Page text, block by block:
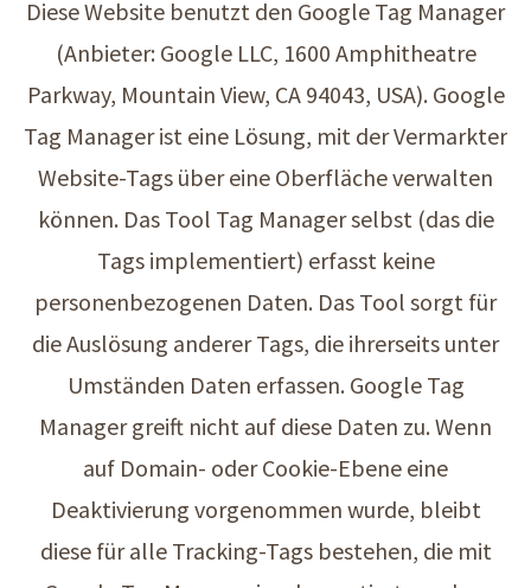
Diese Website benutzt den Google Tag Manager
(Anbieter: Google LLC, 1600 Amphitheatre
Parkway, Mountain View, CA 94043, USA). Google
Tag Manager ist eine Lösung, mit der Vermarkter
Website-Tags über eine Oberfläche verwalten
können. Das Tool Tag Manager selbst (das die
Tags implementiert) erfasst keine
personenbezogenen Daten. Das Tool sorgt für
die Auslösung anderer Tags, die ihrerseits unter
Umständen Daten erfassen. Google Tag
Manager greift nicht auf diese Daten zu. Wenn
auf Domain- oder Cookie-Ebene eine
Deaktivierung vorgenommen wurde, bleibt
diese für alle Tracking-Tags bestehen, die mit